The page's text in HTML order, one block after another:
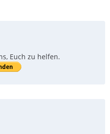
Euch zu helfen.